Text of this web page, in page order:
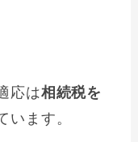
応は相続税を
います。